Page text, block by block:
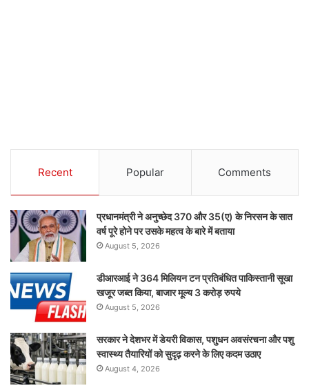
Recent Popular Comments
प्रधानमंत्री ने अनुच्छेद 370 और 35(ए) के निरसन के सात
वर्ष पूरे होने पर उसके महत्व के बारे में बताया
August 5, 2026
डीआरआई ने 364 मिलियन टन प्रतिबंधित पाकिस्तानी सूखा
खजूर जब्त किया, बाजार मूल्य 3 करोड़ रुपये
August 5, 2026
सरकार ने देशभर में डेयरी विकास, पशुधन अवसंरचना और पशु
स्वास्थ्य तैयारियों को सुदृढ़ करने के लिए कदम उठाए
August 4, 2026